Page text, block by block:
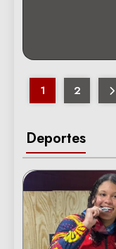
Deportes
1 2